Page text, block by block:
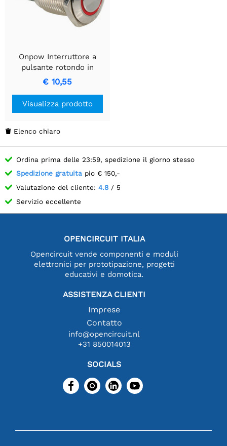
Onpow Interruttore a
pulsante rotondo in
metallo SPDT 1NO 1NC
con anello rosso.
€ 10,55
Visualizza prodotto
 Elenco chiaro
Ordina prima delle 23:59, spedizione il giorno stesso
Spedizione gratuita pio € 150,-
Valutazione del cliente: 4.8 / 5
Servizio eccellente
OPENCIRCUIT ITALIA
Opencircuit vende componenti e moduli
elettronici per prototipazione, progetti
educativi e domotica.
ASSISTENZA CLIENTI
Imprese
Contatto
info@opencircuit.nl
+31 850014013
SOCIALS